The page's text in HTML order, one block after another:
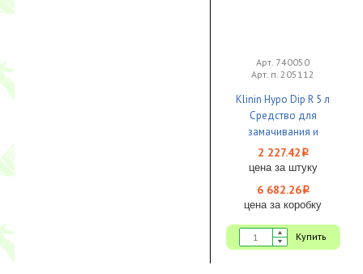
Арт. 740050
Арт. п. 205112
Klinin Hypo Dip R 5 л
Средство для
замачивания и
отбеливания посуды с
хлором 1/3
2 227.42 i
цена за штуку
6 682.26i
цена за коробку
Купить